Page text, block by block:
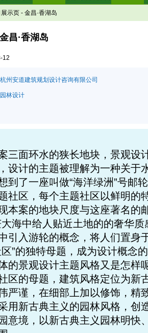
示页 - 金昌·香湖岛
昌·香湖岛
12
杭州安道建筑规划设计咨询有限公司
园林设计
面环水的狭长地块，景观设
设计的主题被理解为一种关于
到了一座叫做“海洋绿洲”号
社区，每个主题社区以鲜明的
本案的地块尺度与这座著名的
大海中给人贴近土地的的奢华
引入游轮的概念，将人们置身
”的独特母题，成为设计概念
景观设计主题风格又是怎样
区的母题，建筑风格定位为新
严谨，在细部上加以修饰，精
用新古典主义的园林风格，创
意境，以新古典主义园林明快